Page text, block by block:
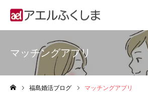
マッチングアプリ
福島婚活ブログ マッチングアプリ